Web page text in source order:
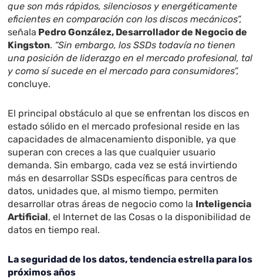
que son más rápidos, silenciosos y energéticamente
eficientes en comparación con los discos mecánicos”,
señala Pedro González, Desarrollador de Negocio de
Kingston. “Sin embargo, los SSDs todavía no tienen
una posición de liderazgo en el mercado profesional, tal
y como sí sucede en el mercado para consumidores”,
concluye.
El principal obstáculo al que se enfrentan los discos en
estado sólido en el mercado profesional reside en las
capacidades de almacenamiento disponible, ya que
superan con creces a las que cualquier usuario
demanda. Sin embargo, cada vez se está invirtiendo
más en desarrollar SSDs específicas para centros de
datos, unidades que, al mismo tiempo, permiten
desarrollar otras áreas de negocio como la Inteligencia
Artificial, el Internet de las Cosas o la disponibilidad de
datos en tiempo real.
La seguridad de los datos, tendencia estrella para los
próximos años